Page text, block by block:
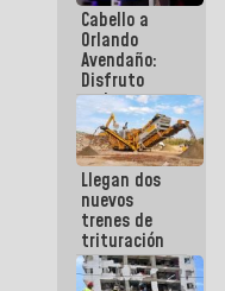
Cabello a
Orlando
Avendaño:
Disfruto
cada vez
que escribes
porque lo
que haces
es
embarrarla
Llegan dos
nuevos
trenes de
trituración
para
optimizar